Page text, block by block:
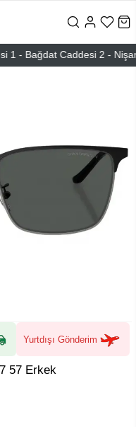
- Bağdat Caddesi 2 -
Yurtdışı Gönderim
57 Erkek